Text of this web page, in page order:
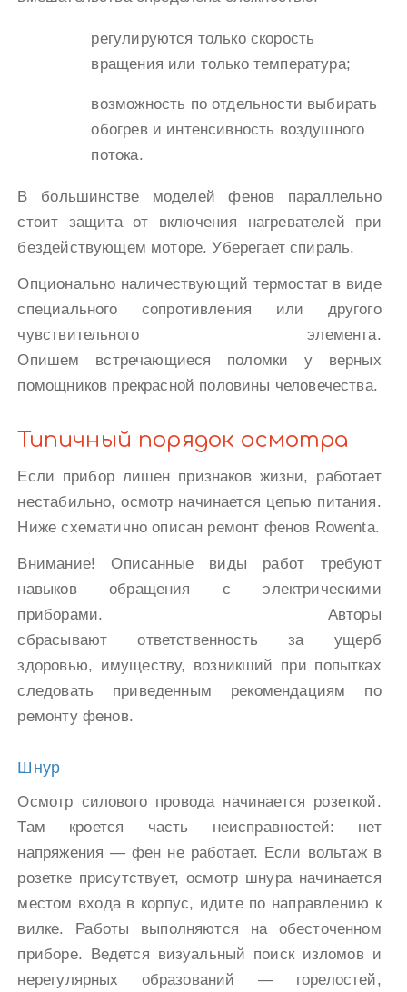
регулируются только скорость
вращения или только температура;
возможность по отдельности выбирать
обогрев и интенсивность воздушного
потока.
В большинстве моделей фенов параллельно
стоит защита от включения нагревателей при
бездействующем моторе. Уберегает спираль.
Опционально наличествующий термостат в виде
специального сопротивления или другого
чувствительного элемента.
Опишем встречающиеся поломки у верных
помощников прекрасной половины человечества.
Типичный порядок осмотра
Если прибор лишен признаков жизни, работает
нестабильно, осмотр начинается цепью питания.
Ниже схематично описан ремонт фенов Rowenta.
Внимание! Описанные виды работ требуют
навыков обращения с электрическими
приборами. Авторы
сбрасывают ответственность за ущерб
здоровью, имуществу, возникший при попытках
следовать приведенным рекомендациям по
ремонту фенов.
Шнур
Осмотр силового провода начинается розеткой.
Там кроется часть неисправностей: нет
напряжения — фен не работает. Если вольтаж в
розетке присутствует, осмотр шнура начинается
местом входа в корпус, идите по направлению к
вилке. Работы выполняются на обесточенном
приборе. Ведется визуальный поиск изломов и
нерегулярных образований — горелостей,